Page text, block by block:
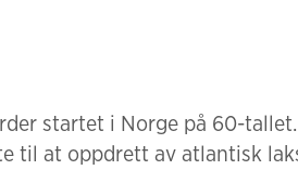
startet i Norge på 60-tallet.
til at oppdrett av atlantisk